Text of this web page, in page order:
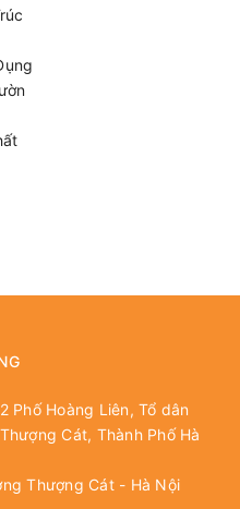
Phố Hoàng Liên, Tổ dân
Cát, Thành Phố Hà
Thượng Cát - Hà Nội